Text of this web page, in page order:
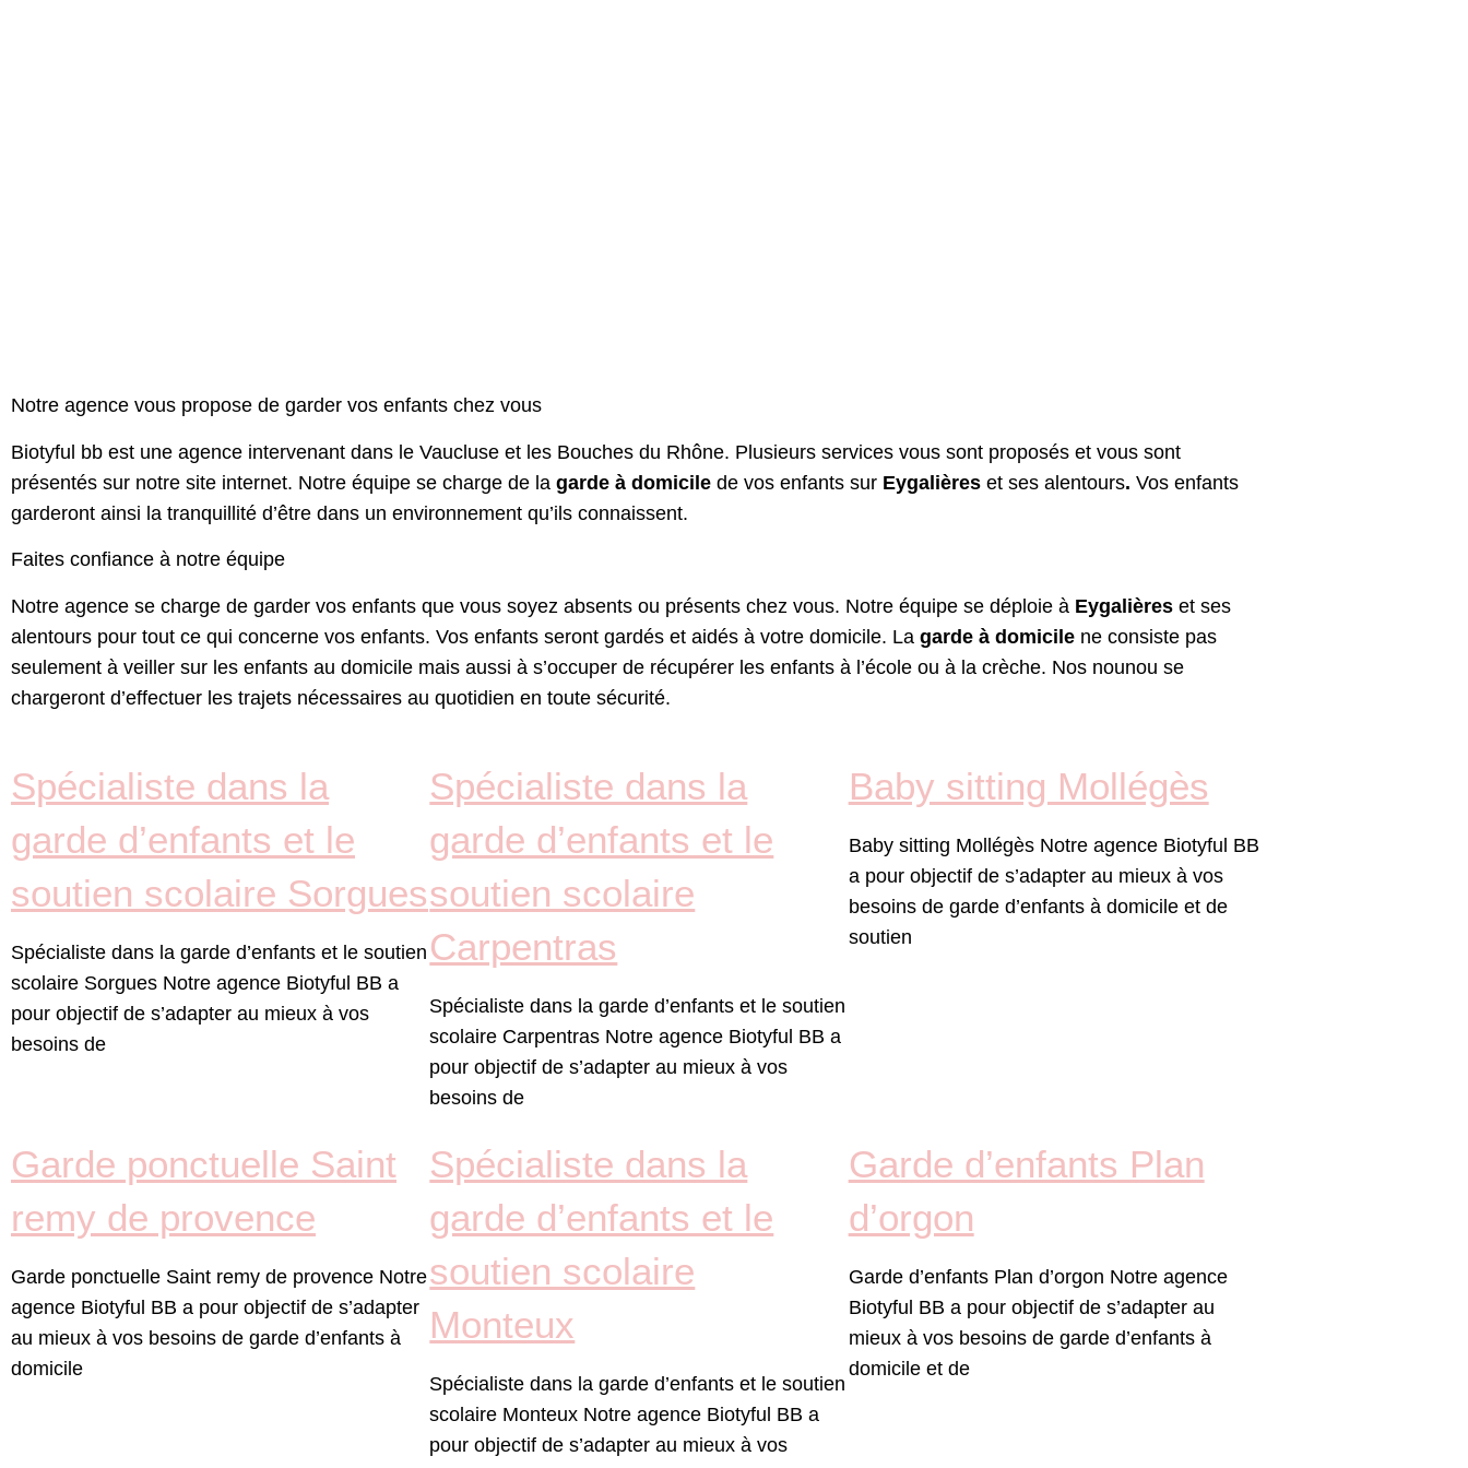
Notre agence vous propose de garder vos enfants chez vous
Biotyful bb est une agence intervenant dans le Vaucluse et les Bouches du Rhône. Plusieurs services vous sont proposés et vous sont
présentés sur notre site internet. Notre équipe se charge de la garde à domicile de vos enfants sur Eygalières et ses alentours. Vos enfants
garderont ainsi la tranquillité d’être dans un environnement qu’ils connaissent.
Faites confiance à notre équipe
Notre agence se charge de garder vos enfants que vous soyez absents ou présents chez vous. Notre équipe se déploie à Eygalières et ses
alentours pour tout ce qui concerne vos enfants. Vos enfants seront gardés et aidés à votre domicile. La garde à domicile ne consiste pas
seulement à veiller sur les enfants au domicile mais aussi à s’occuper de récupérer les enfants à l’école ou à la crèche. Nos nounou se
chargeront d’effectuer les trajets nécessaires au quotidien en toute sécurité.
Spécialiste dans la
garde d’enfants et le
soutien scolaire Sorgues
Spécialiste dans la garde d’enfants et le soutien
scolaire Sorgues Notre agence Biotyful BB a
pour objectif de s’adapter au mieux à vos
besoins de
Spécialiste dans la
garde d’enfants et le
soutien scolaire
Carpentras
Spécialiste dans la garde d’enfants et le soutien
scolaire Carpentras Notre agence Biotyful BB a
pour objectif de s’adapter au mieux à vos
besoins de
Baby sitting Mollégès
Baby sitting Mollégès Notre agence Biotyful BB
a pour objectif de s’adapter au mieux à vos
besoins de garde d’enfants à domicile et de
soutien
Garde ponctuelle Saint
remy de provence
Garde ponctuelle Saint remy de provence Notre
agence Biotyful BB a pour objectif de s’adapter
au mieux à vos besoins de garde d’enfants à
domicile
Spécialiste dans la
garde d’enfants et le
soutien scolaire
Monteux
Spécialiste dans la garde d’enfants et le soutien
scolaire Monteux Notre agence Biotyful BB a
pour objectif de s’adapter au mieux à vos
Garde d’enfants Plan
d’orgon
Garde d’enfants Plan d’orgon Notre agence
Biotyful BB a pour objectif de s’adapter au
mieux à vos besoins de garde d’enfants à
domicile et de